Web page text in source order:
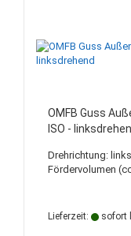
OMFB Guss
ISO -
Drehrichtung:
Fördervolumen
Lieferzeit: sofort